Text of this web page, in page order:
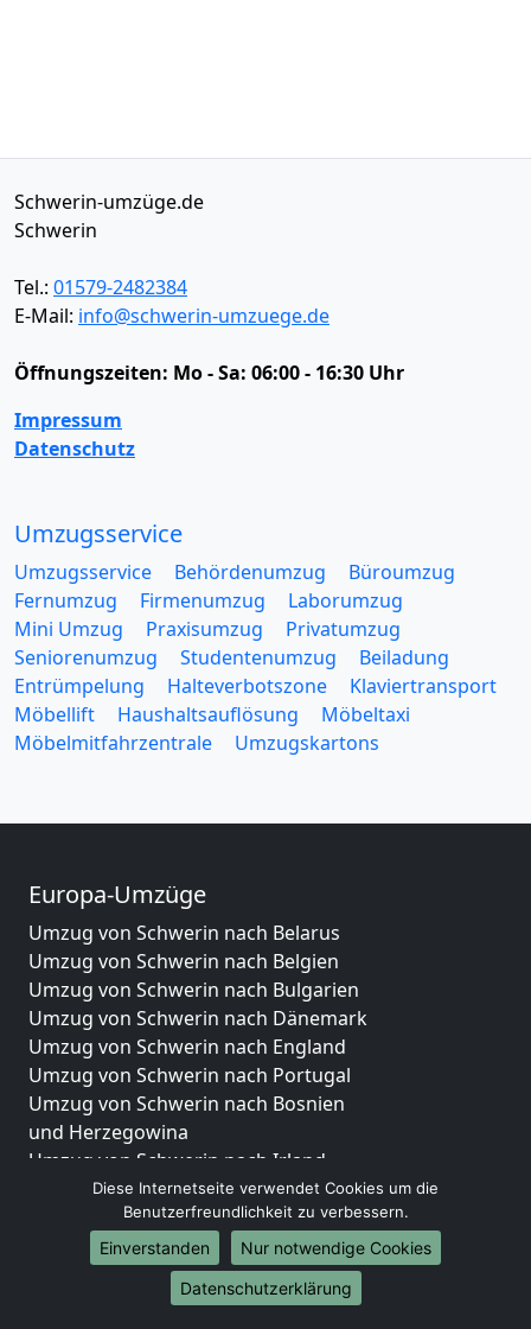
Schwerin-umzüge.de
Schwerin
Tel.: 01579-2482384
E-Mail: info@schwerin-umzuege.de
Öffnungszeiten: Mo - Sa: 06:00 - 16:30 Uhr
Impressum
Datenschutz
Umzugsservice
Umzugsservice Behördenumzug
Büroumzug
Fernumzug
Firmenumzug
Laborumzug
Mini Umzug
Praxisumzug
Privatumzug
Seniorenumzug
Studentenumzug
Beiladung
Entrümpelung
Halteverbotszone
Klaviertransport
Möbellift
Haushaltsauflösung
Möbeltaxi
Möbelmitfahrzentrale
Umzugskartons
Europa-Umzüge
Umzug von Schwerin nach Belarus
Umzug von Schwerin nach Belgien
Umzug von Schwerin nach Bulgarien
Umzug von Schwerin nach Dänemark
Umzug von Schwerin nach England
Umzug von Schwerin nach Portugal
Umzug von Schwerin nach Bosnien
und Herzegowina
Umzug von Schwerin nach Irland
Umzug von Schwerin nach Lettland
Umzug von Schwerin nach Zypern
Umzug von Schwerin nach Kroatien
Umzug von Schwerin nach Estland
Umzug von Schwerin nach Finnland
Diese Internetseite verwendet Cookies um die
Benutzerfreundlichkeit zu verbessern.
Einverstanden
Nur notwendige Cookies
Datenschutzerklärung